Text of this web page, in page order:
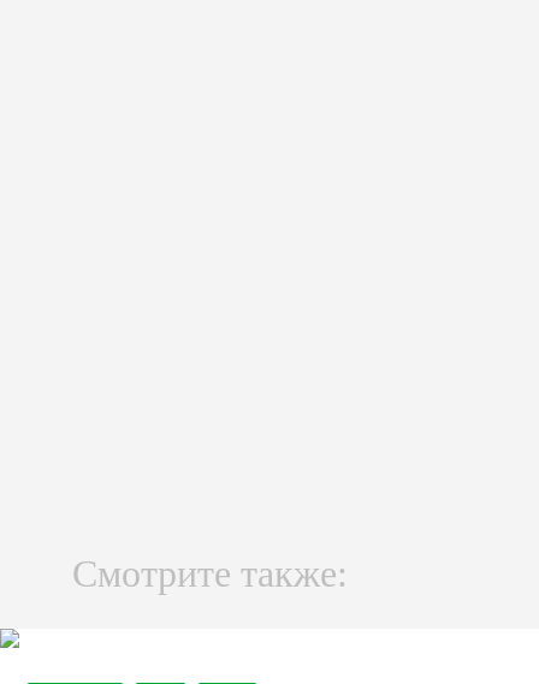
Смотрите также: